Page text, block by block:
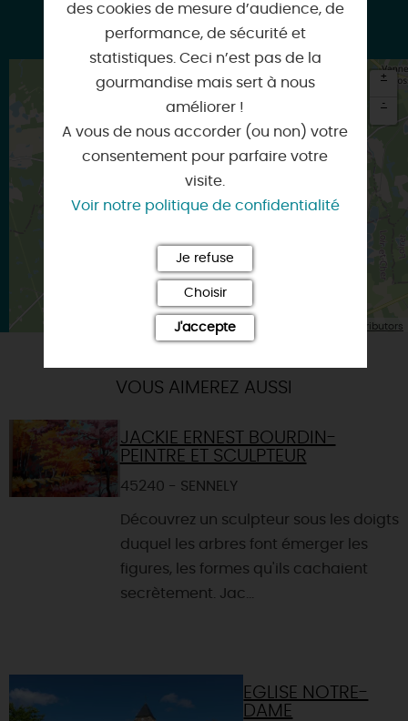
Google
×
Itinéraire vers
SENNELY
+
-
Leaflet| Map data © OpenStreetMap contributors
VOUS AIMEREZ AUSSI
JACKIE ERNEST BOURDIN-
PEINTRE ET SCULPTEUR
45240 - SENNELY
Découvrez un sculpteur sous les doigts
duquel les arbres font émerger les
figures, les formes qu'ils cachaient
secrètement. Jac...
EGLISE NOTRE-
DAME
des cookies de mesure d’audience, de
performance, de sécurité et
statistiques. Ceci n’est pas de la
gourmandise mais sert à nous
améliorer !
A vous de nous accorder (ou non) votre
consentement pour parfaire votre
visite.
Voir notre politique de confidentialité
Je refuse
Choisir
J'accepte